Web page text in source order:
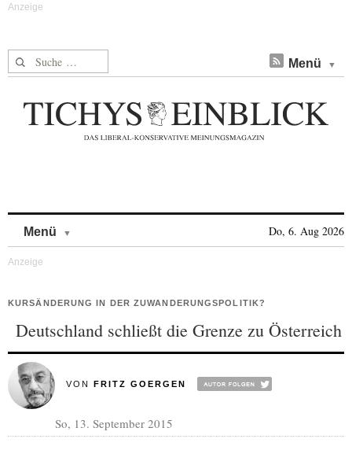
Suche nach: Menü
Menü Do, 6. Aug 2026
KURSÄNDERUNG IN DER ZUWANDERUNGSPOLITIK?
Deutschland schließt die Grenze zu Österreich
VON FRITZ GOERGEN
So, 13. September 2015